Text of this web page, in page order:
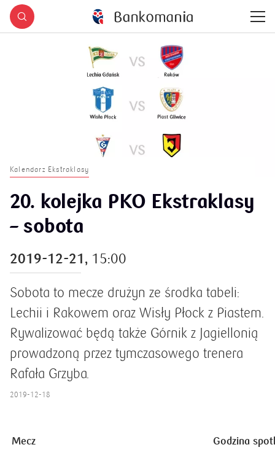
Kalendarz Ekstraklasy
20. kolejka PKO Ekstraklasy
– sobota
2019-12-21, 15:00
Sobota to mecze drużyn ze środka tabeli:
Lechii i Rakowem oraz Wisły Płock z Piastem.
Rywalizować będą także Górnik z Jagiellonią
prowadzoną przez tymczasowego trenera
Rafała Grzyba.
2019-12-18
Mecz Godzina